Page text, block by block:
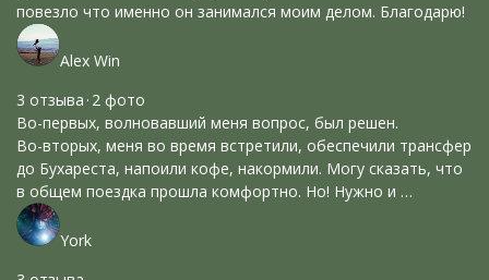
повезло что именно он занимался моим делом. Благодарю!
Alex Win
3 отзыва · 2 фото
Во-первых, волновавший меня вопрос, был решен.
Во-вторых, меня во время встретили, обеспечили трансфер
до Бухареста, напоили кофе, накормили. Могу сказать, что
в общем поездка прошла комфортно. Но! Нужно и …
York